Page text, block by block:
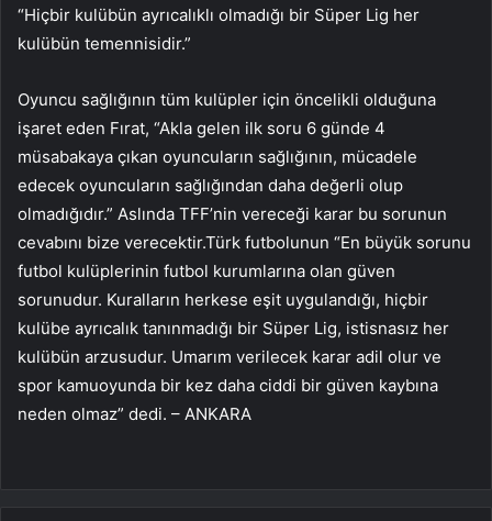
“Hiçbir kulübün ayrıcalıklı olmadığı bir Süper Lig her
kulübün temennisidir.”
Oyuncu sağlığının tüm kulüpler için öncelikli olduğuna
işaret eden Fırat, “Akla gelen ilk soru 6 günde 4
müsabakaya çıkan oyuncuların sağlığının, mücadele
edecek oyuncuların sağlığından daha değerli olup
olmadığıdır.” Aslında TFF’nin vereceği karar bu sorunun
cevabını bize verecektir.Türk futbolunun “En büyük sorunu
futbol kulüplerinin futbol kurumlarına olan güven
sorunudur. Kuralların herkese eşit uygulandığı, hiçbir
kulübe ayrıcalık tanınmadığı bir Süper Lig, istisnasız her
kulübün arzusudur. Umarım verilecek karar adil olur ve
spor kamuoyunda bir kez daha ciddi bir güven kaybına
neden olmaz” dedi. – ANKARA